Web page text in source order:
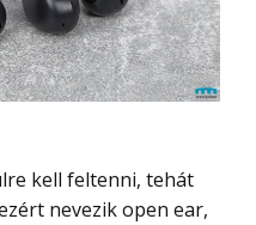
nevezik open ear,